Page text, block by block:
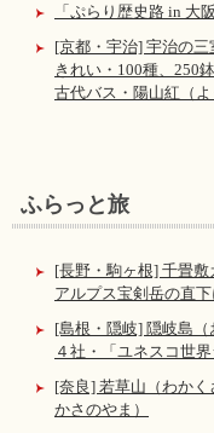
「ぷらり歴史路 in 大
[京都・宇治] 宇治の
きれい・100種、250
古代バス・陽山紅（
ふらっと旅
[長野・駒ヶ根] 千畳
アルプス宝剣岳の直
[島根・隠岐] 隠岐島
４社・「ユネスコ世
[奈良] 若草山（わか
かさのやま）